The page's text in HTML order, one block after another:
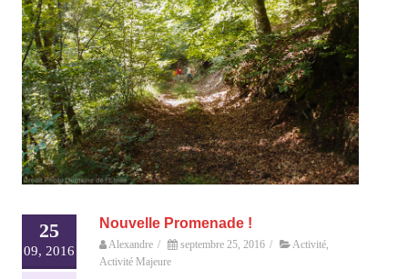
25
09, 2016
Nouvelle Promenade !
Alexandre / septembre 25, 2016 / Activité
Activité Majeure